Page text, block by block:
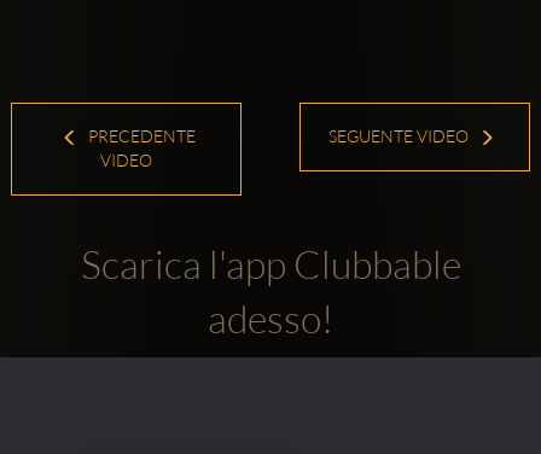
PRECEDENTE
VIDEO
SEGUENTE VIDEO
Scarica l'app Clubbable
adesso!